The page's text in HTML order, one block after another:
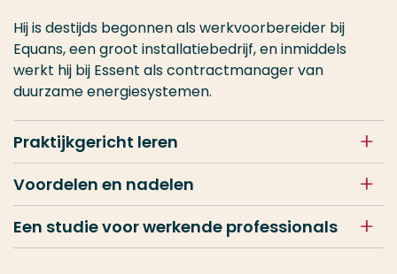
Hij is destijds begonnen als werkvoorbereider bij
Equans, een groot installatiebedrijf, en inmiddels
werkt hij bij Essent als contractmanager van
duurzame energiesystemen.
Praktijkgericht leren
Voordelen en nadelen
Een studie voor werkende professionals